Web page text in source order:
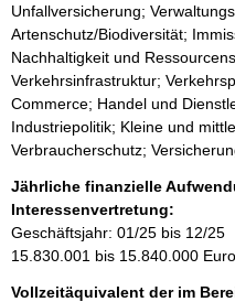
Unfallversicherung;
Artenschutz/Biodiversität;
Nachhaltigkeit und
Verkehrsinfrastruktur;
Commerce; Handel und
Industriepolitik; Kleine und
Verbraucherschutz;
Jährliche finanzielle
Interessenvertretung:
Geschäftsjahr: 01/25 bis 12/25
15.830.001 bis 15.840.000 Euro
Vollzeitäquivalent der im